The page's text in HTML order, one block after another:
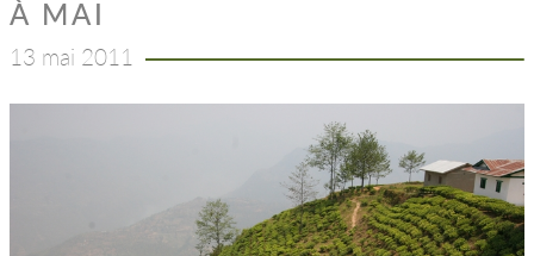
À MAI
13 mai 2011